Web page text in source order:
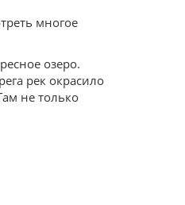
многое
озеро.
рек окрасило
не только